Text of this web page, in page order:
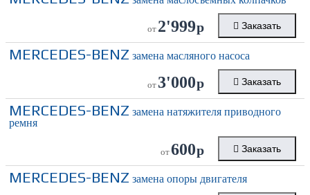
от 2'999р Заказать
MERCEDES-BENZ замена масляного насоса
от 3'000р Заказать
MERCEDES-BENZ замена натяжителя приводного
ремня
от600р Заказать
MERCEDES-BENZ замена опоры двигателя